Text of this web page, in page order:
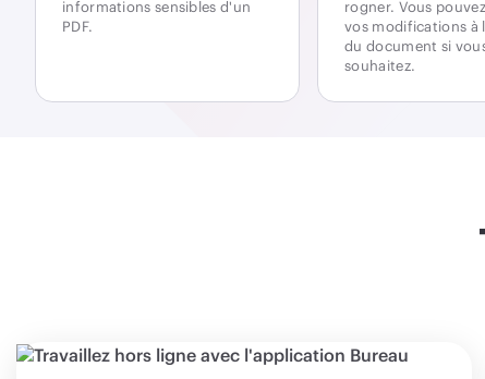
informations sensibles d'un
PDF.
rogner. Vous
vos modifications à
du document si
souhaitez.